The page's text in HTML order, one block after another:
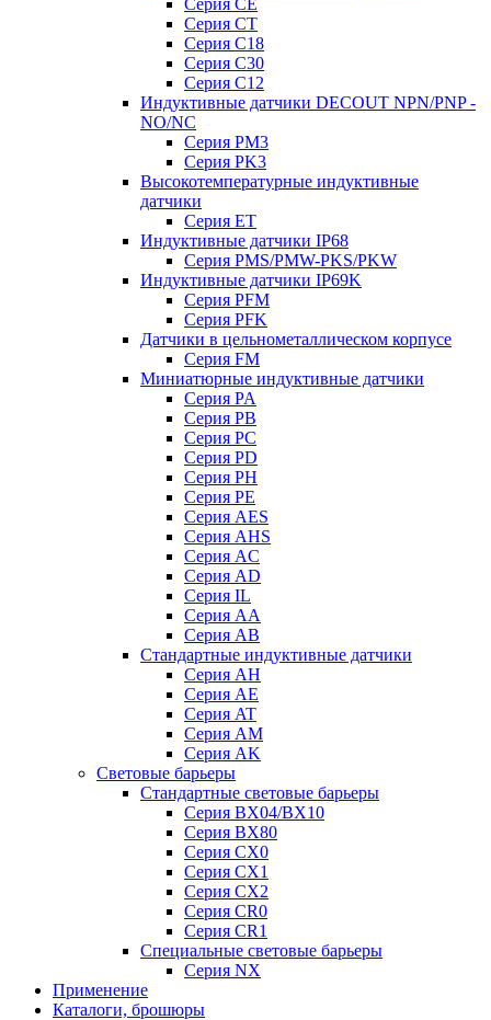
Серия CE
Серия CT
Серия С18
Серия С30
Серия С12
Индуктивные датчики DECOUT NPN/PNP -
NO/NC
Серия PM3
Серия PK3
Высокотемпературные индуктивные
датчики
Серия ET
Индуктивные датчики IP68
Серия PMS/PMW-PKS/PKW
Индуктивные датчики IP69K
Серия PFM
Серия PFK
Датчики в цельнометаллическом корпусе
Серия FM
Миниатюрные индуктивные датчики
Серия PA
Серия PB
Серия PC
Серия PD
Серия PH
Серия PE
Серия AES
Серия AHS
Серия AC
Серия AD
Серия IL
Серия AA
Серия AB
Стандартные индуктивные датчики
Серия AH
Серия AE
Серия AT
Серия AM
Серия AK
Световые барьеры
Стандартные световые барьеры
Серия BX04/BX10
Серия BX80
Серия CX0
Серия CX1
Серия CX2
Серия CR0
Серия CR1
Специальные световые барьеры
Серия NX
Применение
Каталоги, брошюры